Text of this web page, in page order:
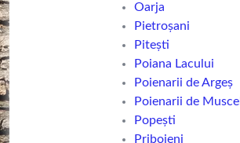
Oarja
Pietroșani
Piteşti
Poiana Lacului
Poienarii de Argeș
Poienarii de Muscel
Popești
Priboieni